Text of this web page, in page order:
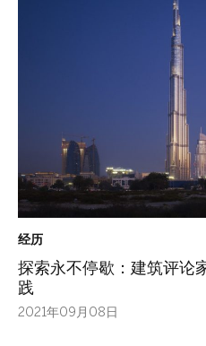
经历
探索永不停歇：建筑评论
践
2021年09月08日